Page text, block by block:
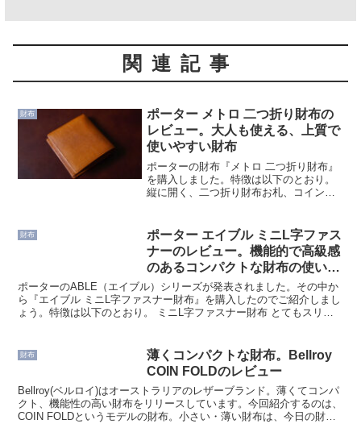
関連記事
財布
ポーター メトロ 二つ折り財布の
レビュー。大人も使える、上質で
使いやすい財布
ポーターの財布『メトロ 二つ折り財布』
を購入しました。特徴は以下のとおり。
縦に開く、二つ折り財布お札、コインが
える本ページではメトロ 二つ折り財布に
ついて、使い勝手、特...
財布
ポーター エイブル ミニL字ファス
ナーのレビュー。機能的で高級感
のあるコンパクトな財布の使い勝
手、特徴、メリット・デメリット
ポーターのABLE（エイブル）シリーズが発表されました。その中か
ら『エイブル ミニL字ファスナー財布』を購入したのでご紹介しまし
ょう。特徴は以下のとおり。 ミニL字ファスナー財布 とてもスリム
財布
薄くコンパクトな財布。Bellroy
COIN FOLDのレビュー
Bellroy(ベルロイ)はオーストラリアのレザーブランド。薄くてコンパ
クト、機能性の高い財布をリリースしています。今回紹介するのは、
COIN FOLDというモデルの財布。小さい・薄い財布は、今日の財布